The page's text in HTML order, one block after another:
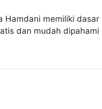
Hamdani memiliki dasar
dan mudah dipahami